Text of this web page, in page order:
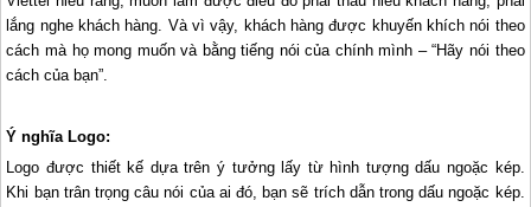
lắng nghe khách hàng. Và vì vậy, khách hàng được khuyến khích nói theo
cách mà họ mong muốn và bằng tiếng nói của chính mình – “Hãy nói theo
cách của bạn”.
Ý nghĩa Logo:
Logo được thiết kế dựa trên ý tưởng lấy từ hình tượng dấu ngoặc kép.
Khi bạn trân trọng câu nói của ai đó, bạn sẽ trích dẫn trong dấu ngoặc kép.